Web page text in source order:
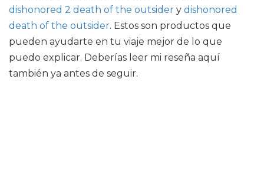
dishonored 2 death of the outsider y dishonored
death of the outsider. Estos son productos que
pueden ayudarte en tu viaje mejor de lo que
puedo explicar. Deberías leer mi reseña aquí
también ya antes de seguir.